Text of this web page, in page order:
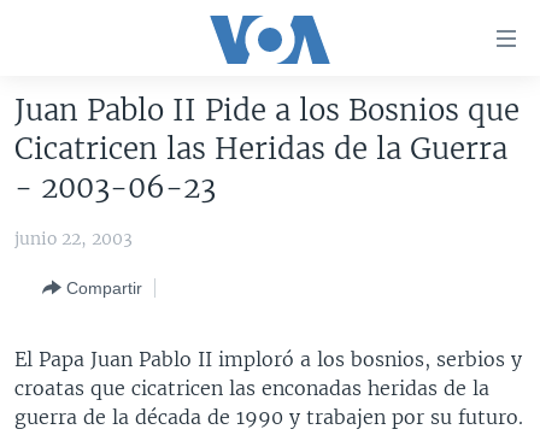
accesibilidad
Salte
contenido
Salte
Salte
búsqueda
AMÉRICA DEL NORTE
ELECCIONES EEUU 2024
VOA VERIFICA INMIGRACIÓN
ARGENTINA
COLOMBIA
CHILE
CHINA EN AMÉRICA LATINA
COSTA RICA
EL SALVADOR
OTRAS SECCIONES
INMIGRACIÓN
ESPECIALES DE LA VOA
Juan Pablo II Pide a los Bosnios que
Cicatricen las Heridas de la Guerra
- 2003-06-23
junio 22, 2003
Compartir
El Papa Juan Pablo II imploró a los bosnios, serbios y
croatas que cicatricen las enconadas heridas de la
guerra de la década de 1990 y trabajen por su futuro.